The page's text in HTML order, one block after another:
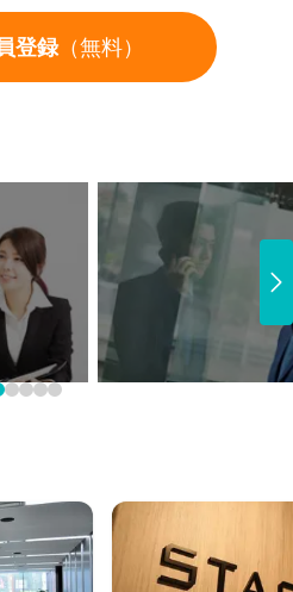
法務・知財
京都
登録（無料）